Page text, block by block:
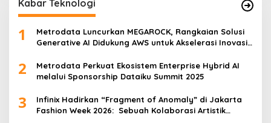
Kabar Teknologi
1
Metrodata Luncurkan MEGAROCK, Rangkaian Solusi
Generative AI Didukung AWS untuk Akselerasi Inovasi
2
Metrodata Perkuat Ekosistem Enterprise Hybrid AI
melalui Sponsorship Dataiku Summit 2025
3
Infinix Hadirkan “Fragment of Anomaly” di Jakarta
Fashion Week 2026: Sebuah Kolaborasi Artistik